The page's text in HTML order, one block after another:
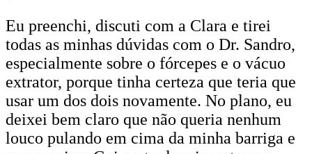
Eu preenchi, discuti com a Clara e tirei
todas as minhas dúvidas com o Dr. Sandro,
especialmente sobre o fórcepes e o vácuo
extrator, porque tinha certeza que teria que
usar um dos dois novamente. No plano, eu
deixei bem claro que não queria nenhum
louco pulando em cima da minha barriga e